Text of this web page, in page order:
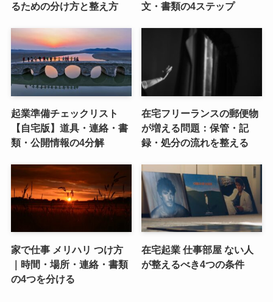
るための分け方と整え方
文・書類の4ステップ
起業準備チェックリスト
【自宅版】道具・連絡・書
類・公開情報の4分解
在宅フリーランスの郵便物
が増える問題：保管・記
録・処分の流れを整える
家で仕事 メリハリ つけ方
｜時間・場所・連絡・書類
の4つを分ける
在宅起業 仕事部屋 ない人
が整えるべき4つの条件